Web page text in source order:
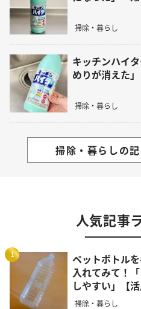
掃除・暮らし
キッチンハイ
めりが消えた
掃除・暮らし
掃除・暮らしの
人気記事
1
ペットボトル
入れてみて！
しやすい」【活
掃除・暮らし